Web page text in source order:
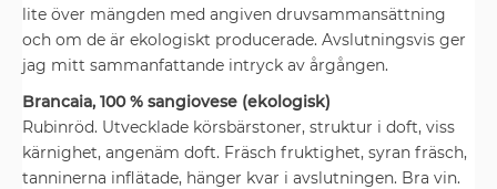
lite över mängden med angiven druvsammansättning
och om de är ekologiskt producerade. Avslutningsvis ger
jag mitt sammanfattande intryck av årgången.
Brancaia, 100 % sangiovese (ekologisk)
Rubinröd. Utvecklade körsbärstoner, struktur i doft, viss
kärnighet, angenäm doft. Fräsch fruktighet, syran fräsch,
tanninerna inflätade, hänger kvar i avslutningen. Bra vin.